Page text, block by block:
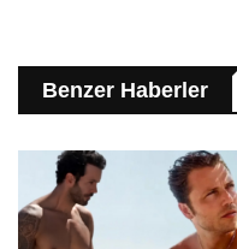
Benzer Haberler